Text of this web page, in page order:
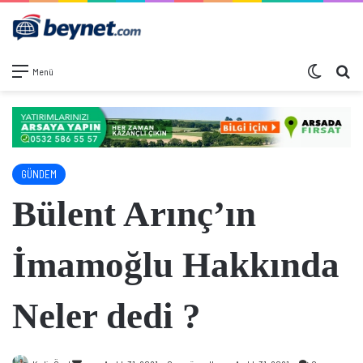
Menü Dış
GÜNDEM
Bülent Arınç’ın
İmamoğlu Hakkında
Neler dedi ?